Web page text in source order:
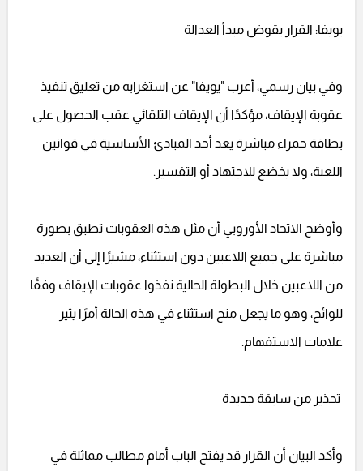
يويفا: القرار يقوض مبدأ العدالة
وفي بيان رسمي، أعرب "يويفا" عن استغرابه من تعليق تنفيذ
عقوبة الإيقاف، مؤكدًا أن الإيقاف التلقائي عقب الحصول على
بطاقة حمراء مباشرة يعد أحد المبادئ الأساسية في قوانين
اللعبة، ولا يخضع للاجتهاد أو التفسير.
وأوضح الاتحاد الأوروبي أن مثل هذه العقوبات تطبق بصورة
مباشرة على جميع اللاعبين دون استثناء، مشيرًا إلى أن العديد
من اللاعبين خلال البطولة الحالية نفذوا عقوبات الإيقاف وفقًا
للوائح، وهو ما يجعل منح استثناء في هذه الحالة أمرًا يثير
علامات الاستفهام.
تحذير من سابقة جديدة
وأكد البيان أن القرار قد يفتح الباب أمام مطالب مماثلة في